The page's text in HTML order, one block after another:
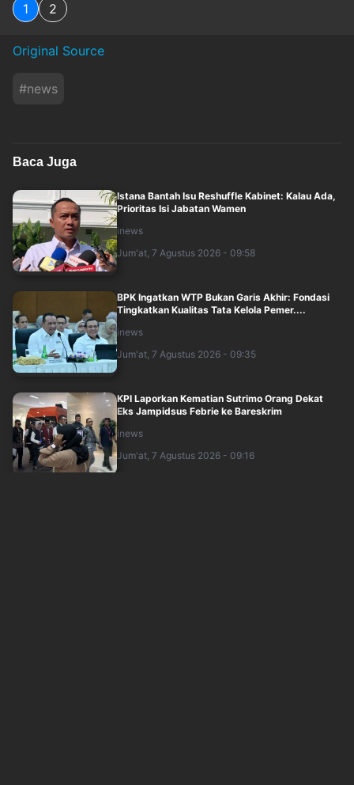
1 2
Original Source
#news
Baca Juga
Istana Bantah Isu Reshuffle Kabinet: Kalau Ada,
Prioritas Isi Jabatan Wamen
inews
Jum'at, 7 Agustus 2026 - 09:58
BPK Ingatkan WTP Bukan Garis Akhir: Fondasi
Tingkatkan Kualitas Tata Kelola Pemer....
inews
Jum'at, 7 Agustus 2026 - 09:35
KPI Laporkan Kematian Sutrimo Orang Dekat
Eks Jampidsus Febrie ke Bareskrim
inews
Jum'at, 7 Agustus 2026 - 09:16